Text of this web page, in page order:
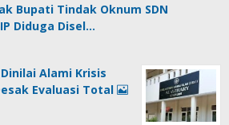
Bupati Tindak Oknum SDN
Diduga Disel…
Alami Krisis
Evaluasi Total